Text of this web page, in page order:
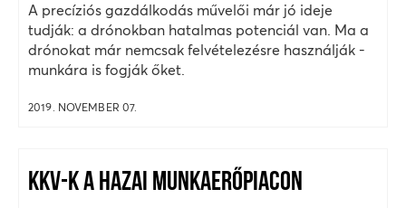
A precíziós gazdálkodás művelői már jó ideje
tudják: a drónokban hatalmas potenciál van. Ma a
drónokat már nemcsak felvételezésre használják -
munkára is fogják őket.
2019. NOVEMBER 07.
KKV-K A HAZAI MUNKAERŐPIACON